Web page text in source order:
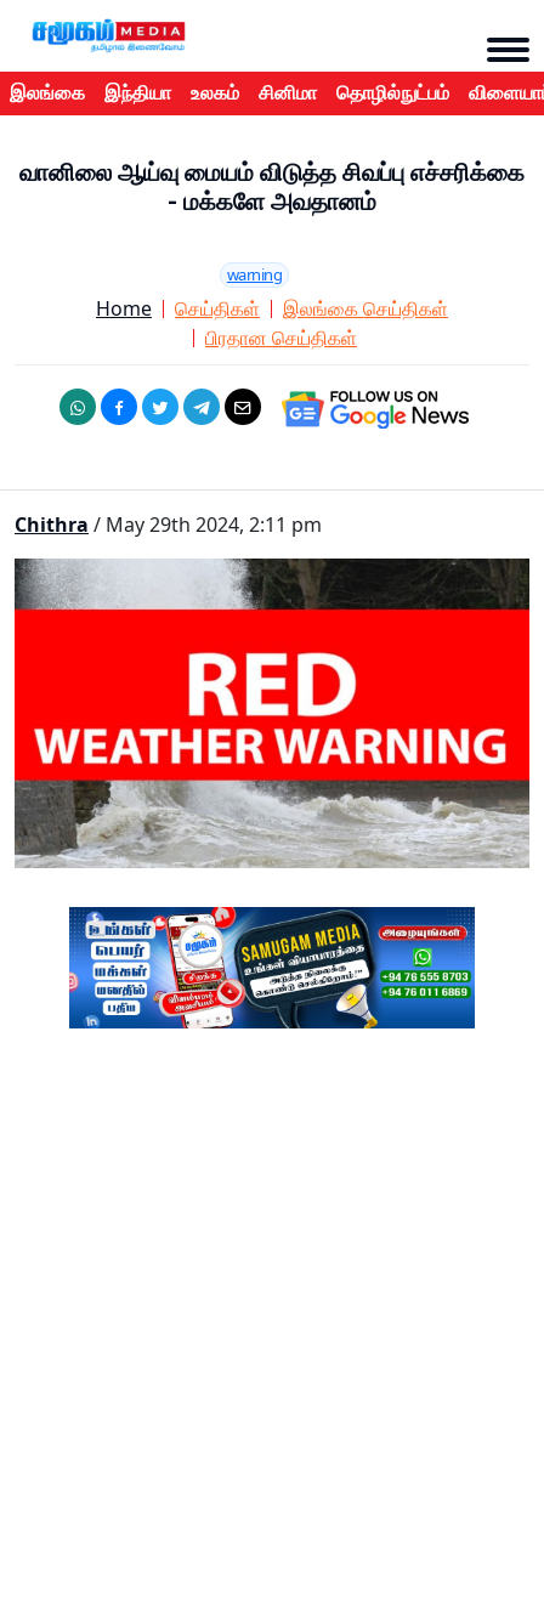
இலங்கை இந்தியா உலகம் சினிமா தொழில்நுட்பம்
வானிலை ஆய்வு மையம் விடுத்த சிவப்பு எச்சரிக்கை
- மக்களே அவதானம்
warning
Home செய்திகள்
இலங்கை செய்திகள்
பிரதான செய்திகள்
Chithra / May 29th 2024, 2:11 pm